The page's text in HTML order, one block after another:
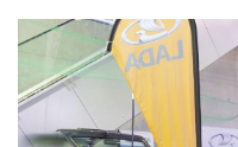
Auto-moto
Hronika